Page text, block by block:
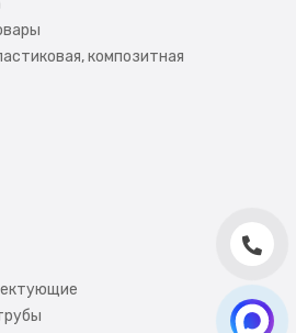
композитная